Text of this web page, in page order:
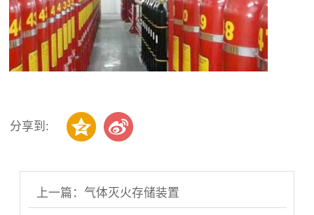
分享到:
上一篇：气体灭火存储装置